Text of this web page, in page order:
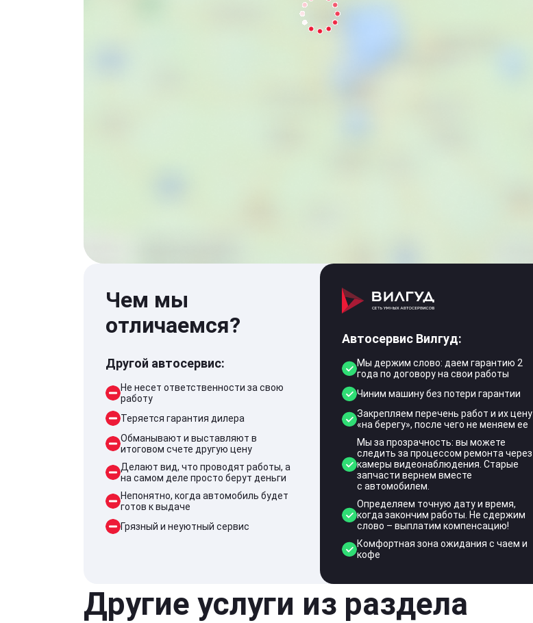
Чем мы
отличаемся?
Другой автосервис:
Не несет ответственности за свою
работу
Теряется гарантия дилера
Обманывают и выставляют в
итоговом счете другую цену
Делают вид, что проводят работы, а
на самом деле просто берут деньги
Непонятно, когда автомобиль будет
готов к выдаче
Грязный и неуютный сервис
Автосервис Вилгуд:
Мы держим слово: даем гарантию 2
года по договору на свои работы
Чиним машину без потери гарантии
Закрепляем перечень работ и их цену
«на берегу», после чего не меняем ее
Мы за прозрачность: вы можете
следить за процессом ремонта через
камеры видеонаблюдения. Старые
запчасти вернем вместе
с автомобилем.
Определяем точную дату и время,
когда закончим работы. Не сдержим
слово – выплатим компенсацию!
Комфортная зона ожидания с чаем и
кофе
Другие услуги из раздела